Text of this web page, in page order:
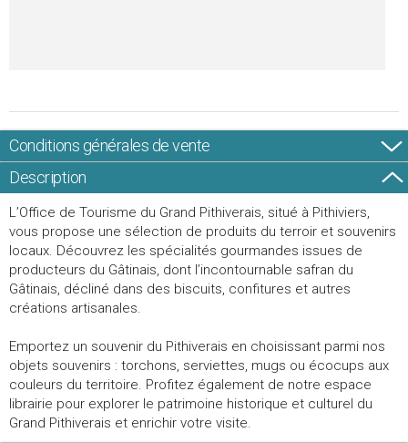
Conditions générales de vente
Description
L’Office de Tourisme du Grand Pithiverais, situé à Pithiviers,
vous propose une sélection de produits du terroir et souvenirs
locaux. Découvrez les spécialités gourmandes issues de
producteurs du Gâtinais, dont l’incontournable safran du
Gâtinais, décliné dans des biscuits, confitures et autres
créations artisanales.
Emportez un souvenir du Pithiverais en choisissant parmi nos
objets souvenirs : torchons, serviettes, mugs ou écocups aux
couleurs du territoire. Profitez également de notre espace
librairie pour explorer le patrimoine historique et culturel du
Grand Pithiverais et enrichir votre visite.